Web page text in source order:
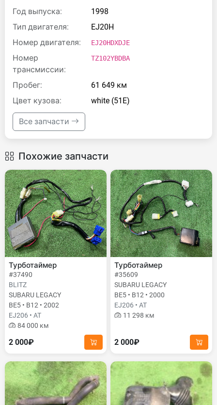
Год выпуска:
1998
Тип двигателя:
EJ20H
Номер двигателя:
EJ20HDXDJE
Номер
трансмиссии:
TZ102YBDBA
Пробег:
61 649 км
Цвет кузова:
white (51E)
Все запчасти
Похожие запчасти
Турботаймер
#37490
BLITZ
SUBARU LEGACY
BE5 • B12 • 2002
EJ206 • AT
84 000 км
2 000₽
Турботаймер
#35609
SUBARU LEGACY
BE5 • B12 • 2000
EJ206 • AT
11 298 км
2 000₽